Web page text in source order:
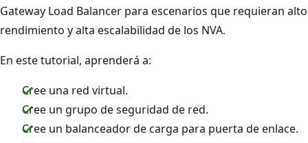
Gateway Load Balancer para escenarios que requieran alto
rendimiento y alta escalabilidad de los NVA.
En este tutorial, aprenderá a:
Cree una red virtual.
Cree un grupo de seguridad de red.
Cree un balanceador de carga para puerta de enlace.